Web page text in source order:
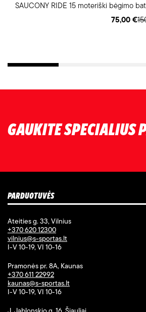
SAUCONY RIDE 15 moteriški bėgimo
75,00 €
GAUKITE SPECIALIUS
PARDUOTUVĖS
Ateities g. 33, Vilnius
+370 620 12300
vilnius@s-sportas.lt
I-V 10-19, VI 10-16
Pramonės pr. 8A, Kaunas
+370 611 22992
kaunas@s-sportas.lt
I-V 10-19, VI 10-16